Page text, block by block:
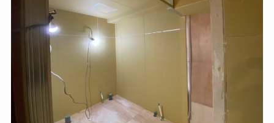
採用情報-Recruit
会社概要- Company
お問い合わせ - Contact